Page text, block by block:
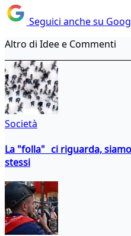
Seguici anche su
Altro di Idee e Commenti
Società
La "folla" ci riguarda,
stessi